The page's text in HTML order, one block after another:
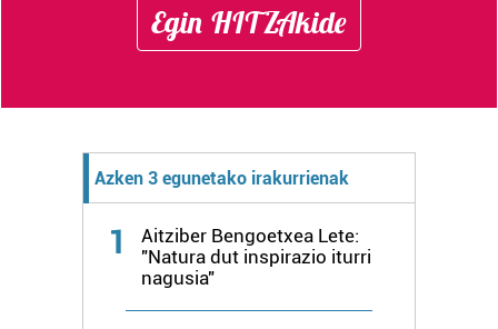
Egin HITZAkide
Azken 3 egunetako irakurrienak
1
Aitziber Bengoetxea Lete:
"Natura dut inspirazio iturri
nagusia"